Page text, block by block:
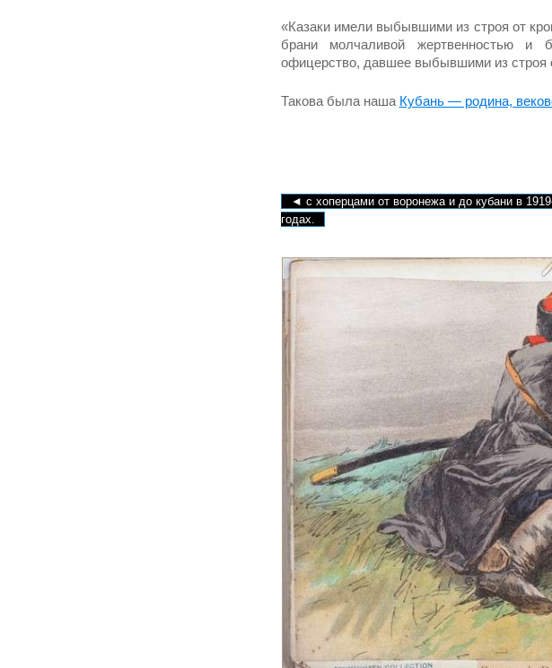
«Казаки имели выбывшими из строя от
брани молчаливой жерт­венностью и
офицерство, давшее выбывшими из строя
Такова была наша Кубань — родина,
◄ с хоперцами от воронежа и до кубани в
годах.